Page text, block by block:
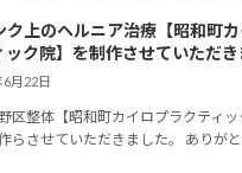
ク上のヘルニア治療【昭和町
ック院】を制作させていただき
6月22日
区整体【昭和町カイロプラクティッ
らさせていただきました。 ありが